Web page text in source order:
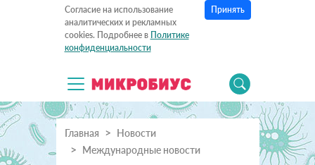
Согласие на использование
аналитических и рекламных
cookies. Подробнее в Политике
конфиденциальности
Принять
Главная
Новости
Международные новости